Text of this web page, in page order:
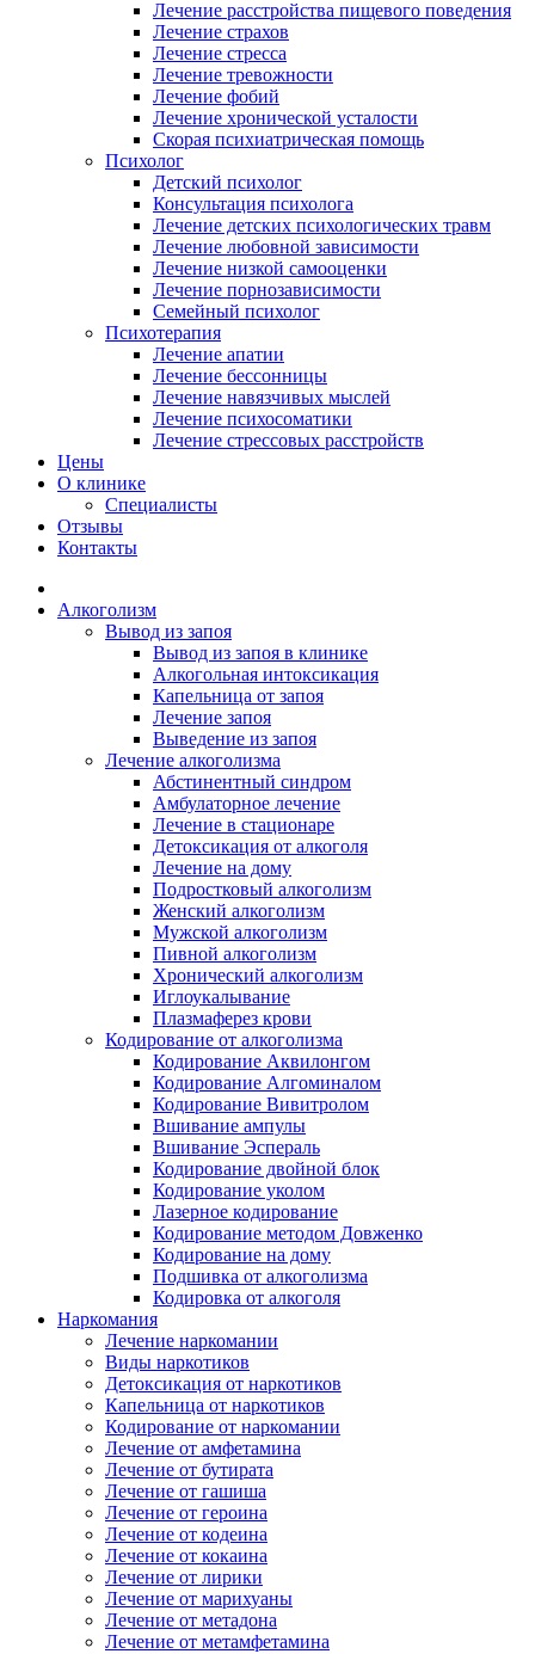
Лечение расстройства пищевого поведения
Лечение страхов
Лечение стресса
Лечение тревожности
Лечение фобий
Лечение хронической усталости
Скорая психиатрическая помощь
Психолог
Детский психолог
Консультация психолога
Лечение детских психологических травм
Лечение любовной зависимости
Лечение низкой самооценки
Лечение порнозависимости
Семейный психолог
Психотерапия
Лечение апатии
Лечение бессонницы
Лечение навязчивых мыслей
Лечение психосоматики
Лечение стрессовых расстройств
Цены
О клинике
Специалисты
Отзывы
Контакты
Алкоголизм
Вывод из запоя
Вывод из запоя в клинике
Алкогольная интоксикация
Капельница от запоя
Лечение запоя
Выведение из запоя
Лечение алкоголизма
Абстинентный синдром
Амбулаторное лечение
Лечение в стационаре
Детоксикация от алкоголя
Лечение на дому
Подростковый алкоголизм
Женский алкоголизм
Мужской алкоголизм
Пивной алкоголизм
Хронический алкоголизм
Иглоукалывание
Плазмаферез крови
Кодирование от алкоголизма
Кодирование Аквилонгом
Кодирование Алгоминалом
Кодирование Вивитролом
Вшивание ампулы
Вшивание Эспераль
Кодирование двойной блок
Кодирование уколом
Лазерное кодирование
Кодирование методом Довженко
Кодирование на дому
Подшивка от алкоголизма
Кодировка от алкоголя
Наркомания
Лечение наркомании
Виды наркотиков
Детоксикация от наркотиков
Капельница от наркотиков
Кодирование от наркомании
Лечение от амфетамина
Лечение от бутирата
Лечение от гашиша
Лечение от героина
Лечение от кодеина
Лечение от кокаина
Лечение от лирики
Лечение от марихуаны
Лечение от метадона
Лечение от метамфетамина